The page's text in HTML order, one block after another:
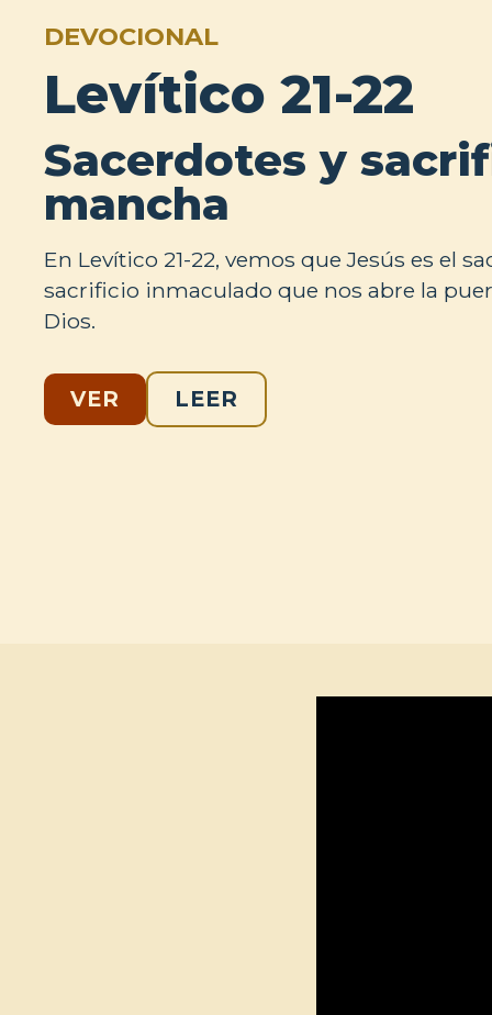
DEVOCIONAL
Levítico 21-22
Sacerdotes y
mancha
En Levítico 21-22, vemos que Jesús es el
sacrificio inmaculado que nos abre la
Dios.
VER LEER